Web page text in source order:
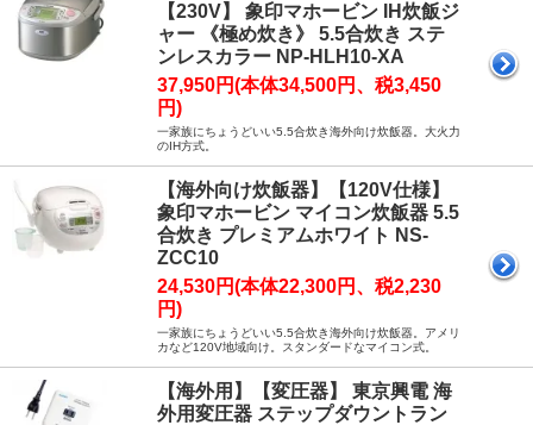
【230V】 象印マホービン IH炊飯ジ
ャー 《極め炊き》 5.5合炊き ステ
ンレスカラー NP-HLH10-XA
37,950円(本体34,500円、税3,450
円)
一家族にちょうどいい5.5合炊き海外向け炊飯器。大火力
のIH方式。
【海外向け炊飯器】【120V仕様】
象印マホービン マイコン炊飯器 5.5
合炊き プレミアムホワイト NS-
ZCC10
24,530円(本体22,300円、税2,230
円)
一家族にちょうどいい5.5合炊き海外向け炊飯器。アメリ
カなど120V地域向け。スタンダードなマイコン式。
【海外用】【変圧器】 東京興電 海
外用変圧器 ステップダウントラン